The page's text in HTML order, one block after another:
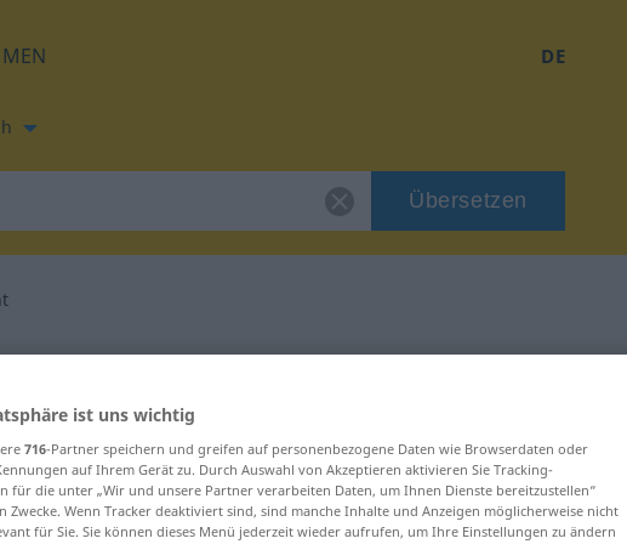
DE
Übersetzen
für "gemischt"
ist uns wichtig
716-Partner speichern und greifen auf personenbezogene Daten wie Browserdaten oder
auf Ihrem Gerät zu. Durch Auswahl von Akzeptieren aktivieren Sie Tracking-
für die unter „Wir und unsere Partner verarbeiten Daten, um Ihnen Dienste bereitzustellen“
Zwecke. Wenn Tracker deaktiviert sind, sind manche Inhalte und Anzeigen möglicherweise nicht
für Sie. Sie können dieses Menü jederzeit wieder aufrufen, um Ihre Einstellungen zu ändern